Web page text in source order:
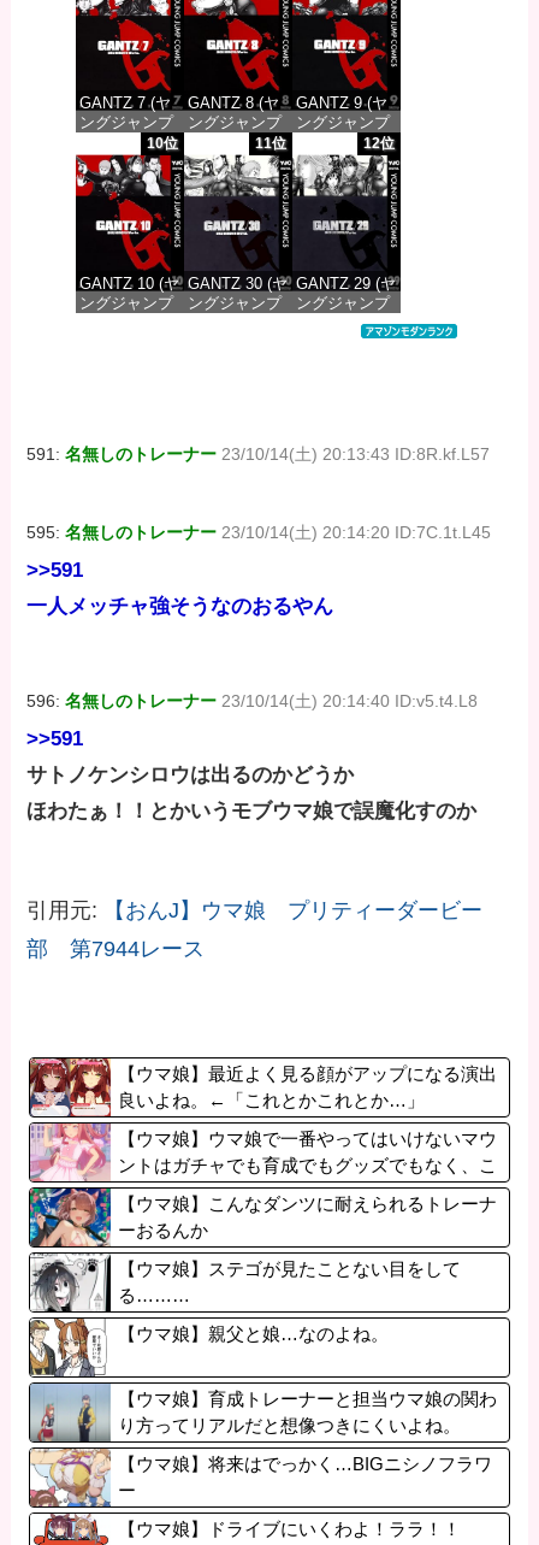
価格：¥100 価格：¥100 価格：¥100
GANTZ 7 (ヤ
ングジャンプ
コミックス
DIGITAL)
価格：¥100
GANTZ 8 (ヤ
ングジャンプ
コミックス
DIGITAL)
価格：¥100
GANTZ 9 (ヤ
ングジャンプ
コミックス
DIGITAL)
価格：¥100
10位
GANTZ 10 (ヤ
ングジャンプ
11位
GANTZ 30 (ヤ
ングジャンプ
12位
GANTZ 29 (ヤ
ングジャンプ
コミックス
591:名無しのトレーナー 23/10/14(土) 20:13:43 ID:8R.kf.L57
595:名無しのトレーナー 23/10/14(土) 20:14:20 ID:7C.1t.L45
>>591
一人メッチャ強そうなのおるやん
596:名無しのトレーナー 23/10/14(土) 20:14:40 ID:v5.t4.L8
>>591
サトノケンシロウは出るのかどうか
ほわたぁ！！とかいうモブウマ娘で誤魔化すのか
引用元:
【おんJ】ウマ娘 プリティーダービー
部 第7944レース
【ウマ娘】最近よく見る顔がアップになる演出
良いよね。←「これとかこれとか…」
【ウマ娘】ウマ娘で一番やってはいけないマウ
ントはガチャでも育成でもグッズでもなく、こ
れ。
【ウマ娘】こんなダンツに耐えられるトレーナ
ーおるんか
【ウマ娘】ステゴが見たことない目をして
る………
【ウマ娘】親父と娘…なのよね。
【ウマ娘】育成トレーナーと担当ウマ娘の関わ
り方ってリアルだと想像つきにくいよね。
【ウマ娘】将来はでっかく…BIGニシノフラワ
ー
【ウマ娘】ドライブにいくわよ！ララ！！